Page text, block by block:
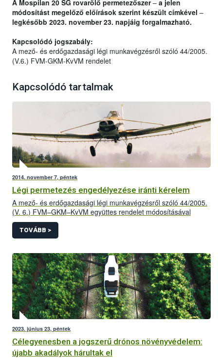
A Mospilan 20 SG rovarölő permetezőszer– a jelen
módosítást megelőző előírások szerint készült címkével –
legkésőbb 2023. november 23. napjáig forgalmazható.
Kapcsolódó jogszabály:
A mező- és erdőgazdasági légi munkavégzésről szóló 44/2005.
(V.6.) FVM-GKM-KvVM rendelet
Kapcsolódó tartalmak
2014. november 7, péntek
Légi permetezés engedélyezése iránti kérelem
A mező- és erdőgazdasági légi munkavégzésről szóló 44/2005.
(V. 6.) FVM–GKM–KvVM együttes rendelet módosításával
hazánkban kérelem alapján megvalósítható a légi úton történő
növényvédő szer kijuttatás, az alábbi feltételek szerint.
TOVÁBB >
2023. június 23, péntek
Célegyenesben a jogszerű drónos növényvédelem:
újabb akadályok hárultak el